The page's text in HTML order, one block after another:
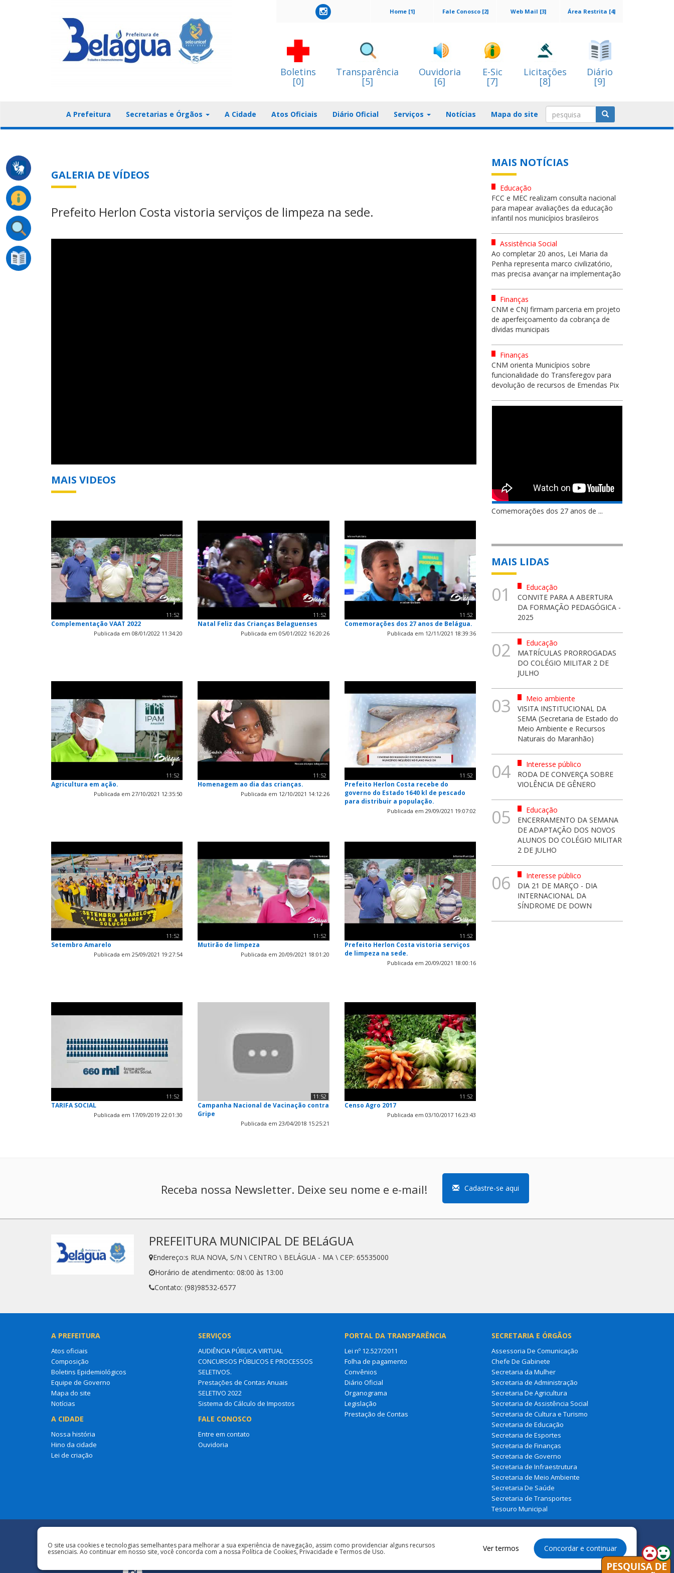
Área Restrita [4]
Web Mail [3]
Fale Conosco [2]
Home [1]
Boletins
[0]
Transparência
[5]
Ouvidoria
[6]
E-Sic
[7]
Licitações
[8]
Diário
[9]
A Prefeitura Secretarias e Órgãos A Cidade Atos Oficiais Diário Oficial Serviços Notícias Mapa do site
GALERIA DE VÍDEOS
Prefeito Herlon Costa vistoria serviços de limpeza na sede.
MAIS VIDEOS
11:52
Complementação VAAT 2022
Publicada em 08/01/2022 11:34:20
11:52
Natal Feliz das Crianças Belaguenses
Publicada em 05/01/2022 16:20:26
11:52
Comemorações dos 27 anos de Belágua.
Publicada em 12/11/2021 18:39:36
11:52
Agricultura em ação.
Publicada em 27/10/2021 12:35:50
11:52
Homenagem ao dia das crianças.
Publicada em 12/10/2021 14:12:26
11:52
Prefeito Herlon Costa recebe do
governo do Estado 1640 kl de pescado
para distribuir a população.
Publicada em 29/09/2021 19:07:02
11:52
Setembro Amarelo
Publicada em 25/09/2021 19:27:54
11:52
Mutirão de limpeza
Publicada em 20/09/2021 18:01:20
11:52
Prefeito Herlon Costa vistoria serviços
de limpeza na sede.
Publicada em 20/09/2021 18:00:16
11:52
TARIFA SOCIAL
Publicada em 17/09/2019 22:01:30
11:52
Campanha Nacional de Vacinação contra
Gripe
Publicada em 23/04/2018 15:25:21
11:52
Censo Agro 2017
Publicada em 03/10/2017 16:23:43
MAIS NOTÍCIAS
Educação
FCC e MEC realizam consulta nacional
para mapear avaliações da educação
infantil nos municípios brasileiros
Assistência Social
Ao completar 20 anos, Lei Maria da
Penha representa marco civilizatório,
mas precisa avançar na implementação
Finanças
CNM e CNJ firmam parceria em projeto
de aperfeiçoamento da cobrança de
dívidas municipais
Finanças
CNM orienta Municípios sobre
funcionalidade do Transferegov para
devolução de recursos de Emendas Pix
Comemorações dos 27 anos de ...
MAIS LIDAS
01
Educação
CONVITE PARA A ABERTURA
DA FORMAÇÃO PEDAGÓGICA -
2025
02
Educação
MATRÍCULAS PRORROGADAS
DO COLÉGIO MILITAR 2 DE
JULHO
03
Meio ambiente
VISITA INSTITUCIONAL DA
SEMA (Secretaria de Estado do
Meio Ambiente e Recursos
Naturais do Maranhão)
04
Interesse público
RODA DE CONVERÇA SOBRE
VIOLÊNCIA DE GÊNERO
05
Educação
ENCERRAMENTO DA SEMANA
DE ADAPTAÇÃO DOS NOVOS
ALUNOS DO COLÉGIO MILITAR
2 DE JULHO
06
Interesse público
DIA 21 DE MARÇO - DIA
INTERNACIONAL DA
SÍNDROME DE DOWN
Receba nossa Newsletter. Deixe seu nome e e-mail! Cadastre-se aqui
PREFEITURA MUNICIPAL DE BELáGUA
Endereço:s RUA NOVA, S/N \ CENTRO \ BELÁGUA - MA \ CEP: 65535000
Horário de atendimento: 08:00 às 13:00
Contato: (98)98532-6577
A PREFEITURA
Atos oficiais
Composição
Boletins Epidemiológicos
Equipe de Governo
Mapa do site
Notícias
A CIDADE
Nossa história
Hino da cidade
Lei de criação
SERVIÇOS
AUDIÊNCIA PÚBLICA VIRTUAL
CONCURSOS PÚBLICOS E PROCESSOS
SELETIVOS.
Prestações de Contas Anuais
SELETIVO 2022
Sistema do Cálculo de Impostos
FALE CONOSCO
Entre em contato
Ouvidoria
PORTAL DA TRANSPARÊNCIA
Lei nº 12.527/2011
Folha de pagamento
Convênios
Diário Oficial
Organograma
Legislação
Prestação de Contas
SECRETARIA E ÓRGÃOS
Assessoria De Comunicação
Chefe De Gabinete
Secretaria da Mulher
Secretaria de Administração
Secretaria De Agricultura
Secretaria de Assistência Social
Secretaria de Cultura e Turismo
Secretaria de Educação
Secretaria de Esportes
Secretaria de Finanças
Secretaria de Governo
Secretaria de Infraestrutura
Secretaria de Meio Ambiente
Secretaria De Saúde
Secretaria de Transportes
Tesouro Municipal
Redes Sociais Todos os direitos reservados à Prefeitura Municipal de Belágua
O site usa cookies e tecnologias semelhantes para melhorar a sua experiência de navegação, assim como providenciar alguns recursos
essenciais. Ao continuar em nosso site, você concorda com a nossa Política de Cookies, Privacidade e Termos de Uso. Ver termos Concordar e continuar